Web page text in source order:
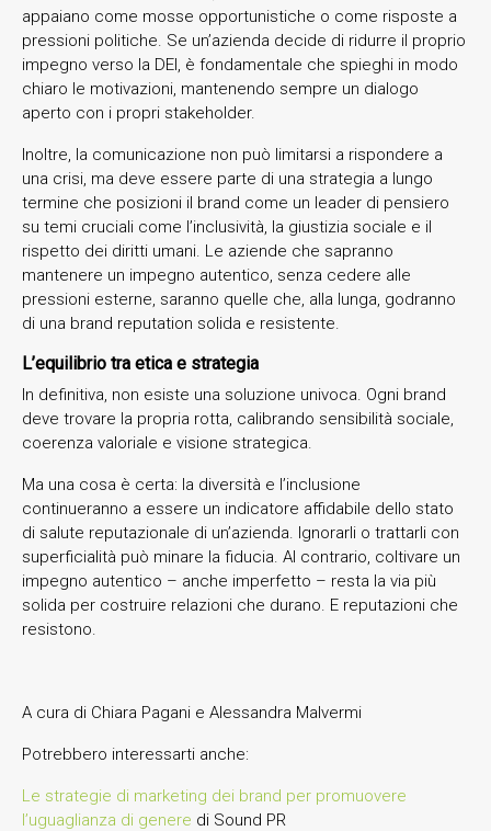
appaiano come mosse opportunistiche o come risposte a
pressioni politiche. Se un’azienda decide di ridurre il proprio
impegno verso la DEI, è fondamentale che spieghi in modo
chiaro le motivazioni, mantenendo sempre un dialogo
aperto con i propri stakeholder.
Inoltre, la comunicazione non può limitarsi a rispondere a
una crisi, ma deve essere parte di una strategia a lungo
termine che posizioni il brand come un leader di pensiero
su temi cruciali come l’inclusività, la giustizia sociale e il
rispetto dei diritti umani. Le aziende che sapranno
mantenere un impegno autentico, senza cedere alle
pressioni esterne, saranno quelle che, alla lunga, godranno
di una brand reputation solida e resistente.
L’equilibrio tra etica e strategia
In definitiva, non esiste una soluzione univoca. Ogni brand
deve trovare la propria rotta, calibrando sensibilità sociale,
coerenza valoriale e visione strategica.
Ma una cosa è certa: la diversità e l’inclusione
continueranno a essere un indicatore affidabile dello stato
di salute reputazionale di un’azienda. Ignorarli o trattarli con
superficialità può minare la fiducia. Al contrario, coltivare un
impegno autentico – anche imperfetto – resta la via più
solida per costruire relazioni che durano. E reputazioni che
resistono.
A cura di Chiara Pagani e Alessandra Malvermi
Potrebbero interessarti anche:
Le strategie di marketing dei brand per promuovere
l’uguaglianza di genere di Sound PR